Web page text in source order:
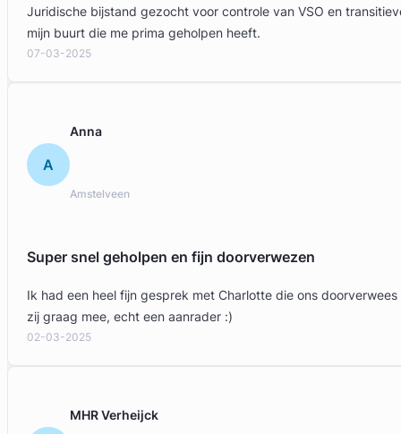
Juridische bijstand gezocht voor controle van VSO en
mijn buurt die me prima geholpen heeft.
07-03-2025
A
Anna
Amstelveen
Super snel geholpen en fijn doorverwezen
Ik had een heel fijn gesprek met Charlotte die ons
zij graag mee, echt een aanrader :)
02-03-2025
MHR Verheijck